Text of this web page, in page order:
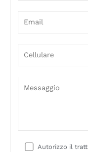
Autorizzo il